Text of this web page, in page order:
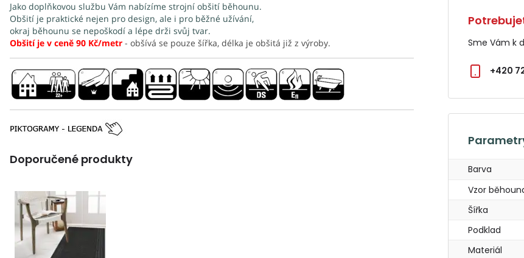
Jako doplňkovou službu Vám nabízíme strojní obšití běhounu.
Obšití je praktické nejen pro design, ale i pro běžné užívání,
okraj běhounu se nepoškodí a lépe drži svůj tvar.
Obšití je v ceně 90 Kč/metr - obšívá se pouze šířka, délka je obšitá již z výroby.
Doporučené produkty
Sme Vám k
+420
Barva
Vzor
Šířka
Podklad
Materiál